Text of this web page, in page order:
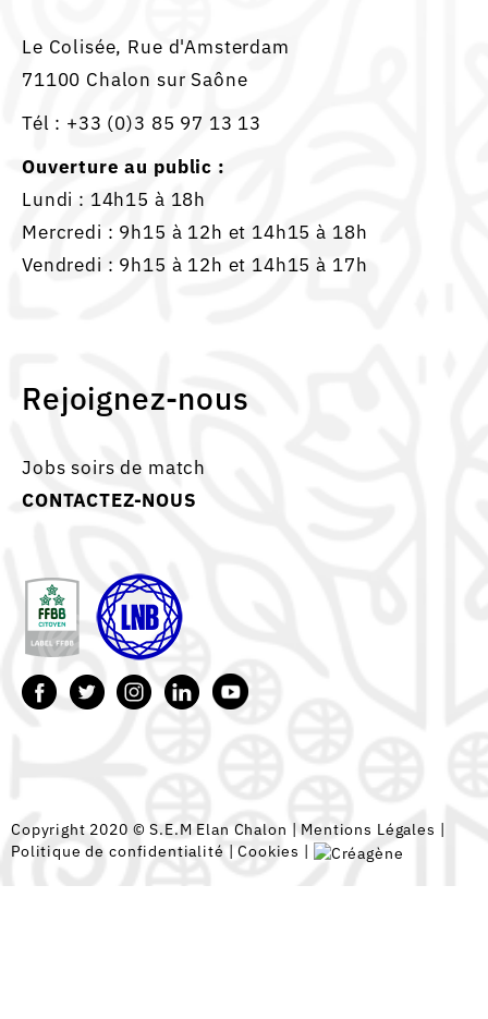
Le Colisée, Rue d'Amsterdam
71100 Chalon sur Saône
Tél : +33 (0)3 85 97 13 13
Ouverture au public :
Lundi : 14h15 à 18h
Mercredi : 9h15 à 12h et 14h15 à 18h
Vendredi : 9h15 à 12h et 14h15 à 17h
Rejoignez-nous
Jobs soirs de match
CONTACTEZ-NOUS
Copyright 2020 © S.E.M Elan Chalon | Mentions Légales |
Politique de confidentialité |Cookies |